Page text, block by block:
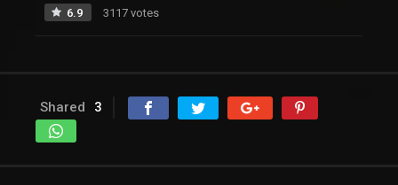
6.9 3117 votes
Shared 3